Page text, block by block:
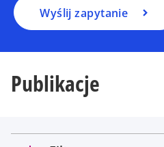
Wyślij zapytanie
Publikacje